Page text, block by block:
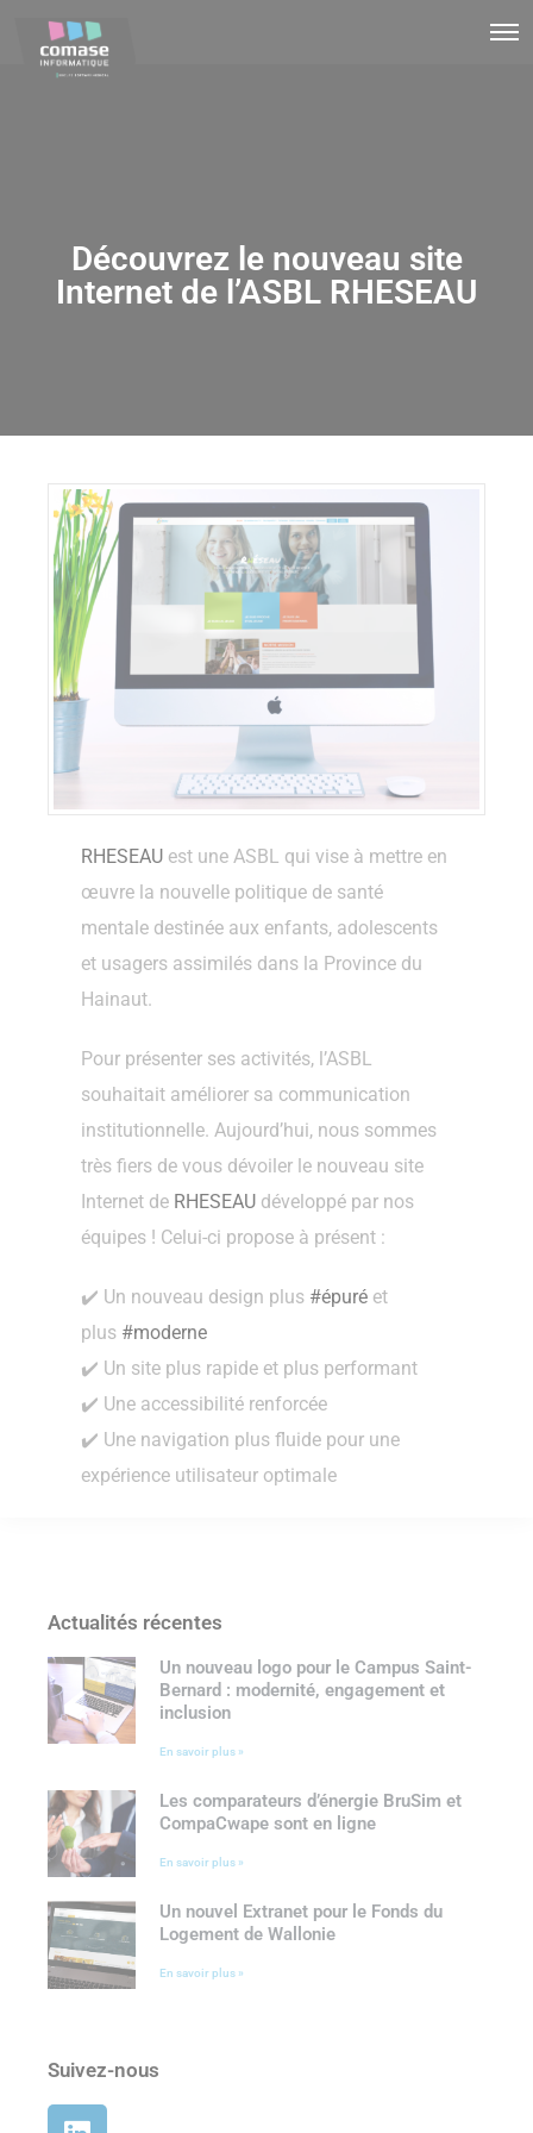
Découvrez le nouveau site
Internet de l’ASBL RHESEAU
RHESEAU est une ASBL qui vise à mettre en
œuvre la nouvelle politique de santé
mentale destinée aux enfants, adolescents
et usagers assimilés dans la Province du
Hainaut.
Pour présenter ses activités, l’ASBL
souhaitait améliorer sa communication
institutionnelle. Aujourd’hui, nous sommes
très fiers de vous dévoiler le nouveau site
Internet de RHESEAU développé par nos
équipes ! Celui-ci propose à présent :
✔️ Un nouveau design plus #épuré et
plus #moderne
✔️ Un site plus rapide et plus performant
✔️ Une accessibilité renforcée
✔️ Une navigation plus fluide pour une
expérience utilisateur optimale
Actualités récentes
Un nouveau logo pour le Campus Saint-
Bernard : modernité, engagement et
inclusion
En savoir plus »
Les comparateurs d’énergie BruSim et
CompaCwape sont en ligne
En savoir plus »
Un nouvel Extranet pour le Fonds du
Logement de Wallonie
En savoir plus »
Suivez-nous